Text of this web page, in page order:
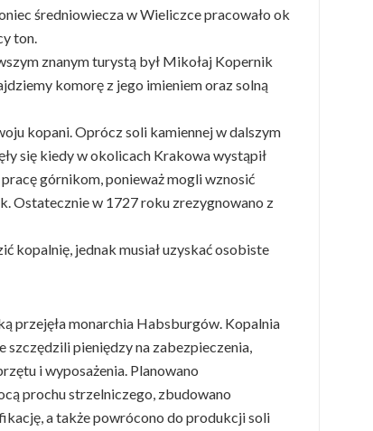
średniowiecza w Wieliczce pracowało ok
ton.
znanym turystą był Mikołaj Kopernik
komorę z jego imieniem oraz solną
kopani. Oprócz soli kamiennej w dalszym
się kiedy w okolicach Krakowa wystąpił
górnikom, ponieważ mogli wznosić
Ostatecznie w 1727 roku zrezygnowano z
kopalnię, jednak musiał uzyskać osobiste
przejęła monarchia Habsburgów. Kopalnia
szczędzili pieniędzy na zabezpieczenia,
i wyposażenia. Planowano
prochu strzelniczego, zbudowano
a także powrócono do produkcji soli